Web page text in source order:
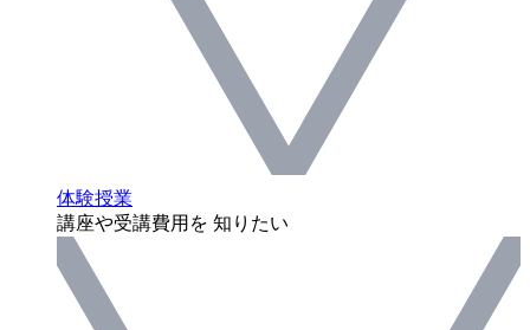
体験授業
講座や受講費用を 知りたい